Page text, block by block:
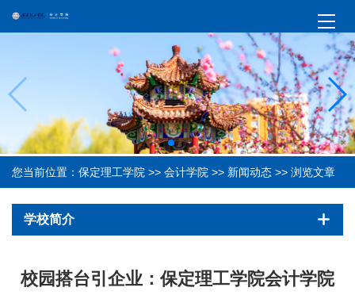
您当前位置： 保定理工学院 >> 会计学院 >> 新闻动态 >> 浏览文章
学校简介
校园搭台引企业：保定理工学院会计学院